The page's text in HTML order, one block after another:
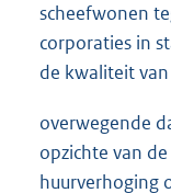
scheefwonen
corporaties in
de kwaliteit
overwegende
opzichte van
huurverhoging